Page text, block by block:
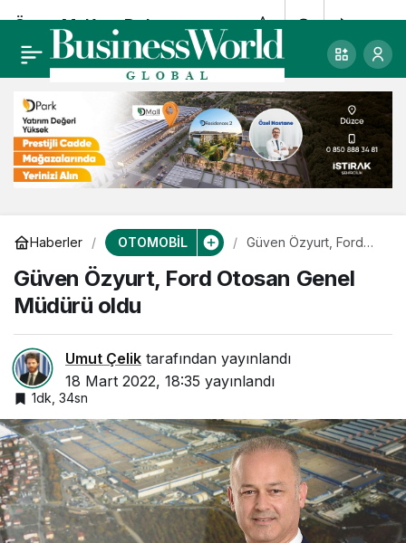
Haberler OTOMOBİL
Güven Özyurt, Ford
oldu
Güven Özyurt, Ford Otosan Genel
Müdürü oldu
Umut Çelik tarafından yayınlandı
18 Mart 2022, 18:35 yayınlandı
1dk, 34sn
Ömer M. Koç: Daha iyi
bir geleceği
hazırlamak bizim
elimizde
0 Paylaş